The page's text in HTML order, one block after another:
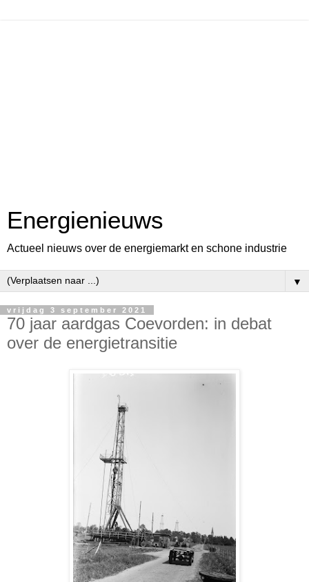
Energienieuws
Actueel nieuws over de energiemarkt en schone industrie
▼
vrijdag 3 september 2021
70 jaar aardgas Coevorden: in debat
over de energietransitie